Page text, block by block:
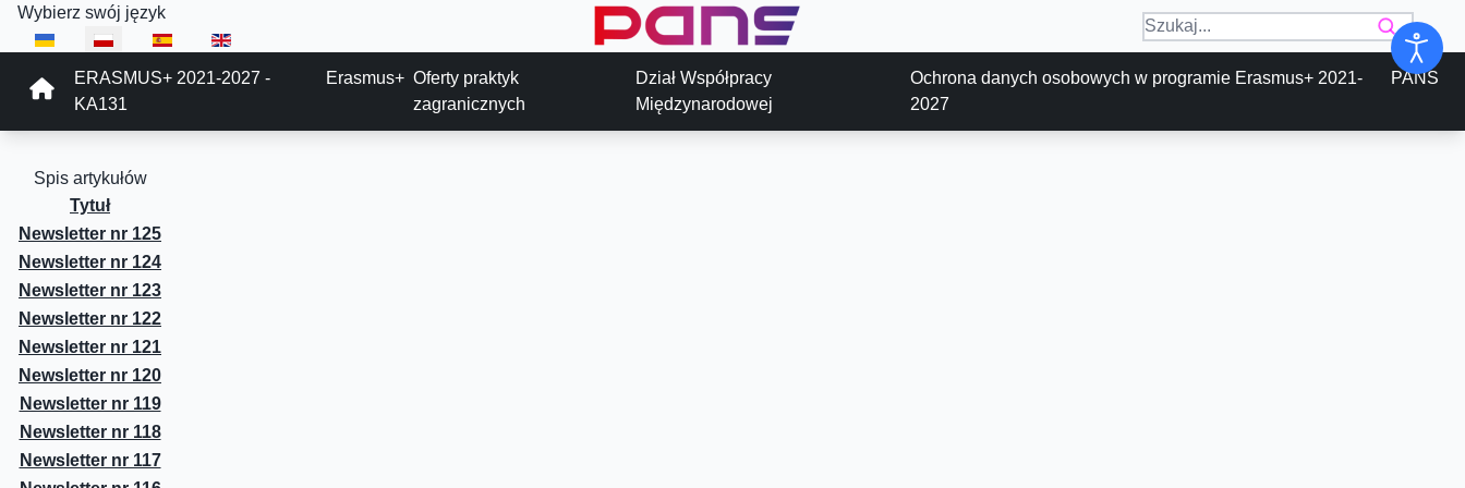
Wybierz swój język
ERASMUS+ 2021-2027 -
KA131
Erasmus+ Oferty praktyk
zagranicznych
Dział Współpracy
Międzynarodowej
Ochrona danych osobowych w programie Erasmus+ 2021-
2027
PANS
Spis artykułów
Tytuł
Newsletter nr 125
Newsletter nr 124
Newsletter nr 123
Newsletter nr 122
Newsletter nr 121
Newsletter nr 120
Newsletter nr 119
Newsletter nr 118
Newsletter nr 117